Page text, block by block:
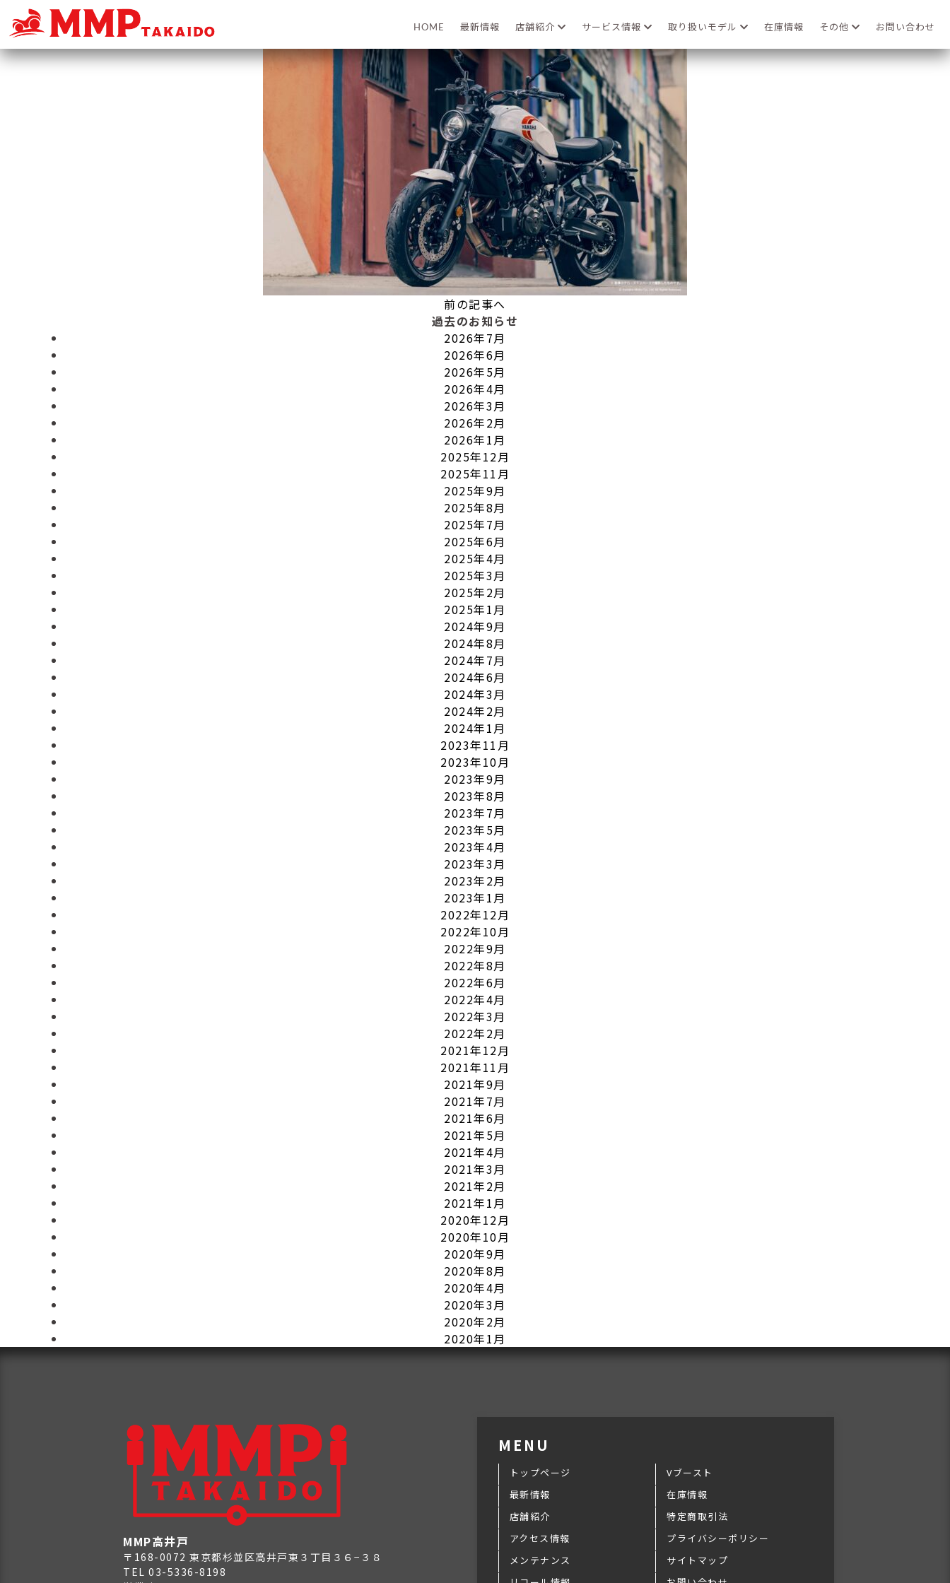
HOME 最新情報 店舗紹介 サービス情報 取り扱いモデル 在庫情報 その他 お問い合わせ
前の記事へ
過去のお知らせ
2026年7月
2026年6月
2026年5月
2026年4月
2026年3月
2026年2月
2026年1月
2025年12月
2025年11月
2025年9月
2025年8月
2025年7月
2025年6月
2025年4月
2025年3月
2025年2月
2025年1月
2024年9月
2024年8月
2024年7月
2024年6月
2024年3月
2024年2月
2024年1月
2023年11月
2023年10月
2023年9月
2023年8月
2023年7月
2023年5月
2023年4月
2023年3月
2023年2月
2023年1月
2022年12月
2022年10月
2022年9月
2022年8月
2022年6月
2022年4月
2022年3月
2022年2月
2021年12月
2021年11月
2021年9月
2021年7月
2021年6月
2021年5月
2021年4月
2021年3月
2021年2月
2021年1月
2020年12月
2020年10月
2020年9月
2020年8月
2020年4月
2020年3月
2020年2月
2020年1月
MMP高井戸
〒168-0072 東京都杉並区高井戸東３丁目３６−３８
TEL 03-5336-8198
MENU
トップページ
最新情報
店舗紹介
アクセス情報
メンテナンス
Vブースト
在庫情報
特定商取引法
プライバシーポリシー
サイトマップ